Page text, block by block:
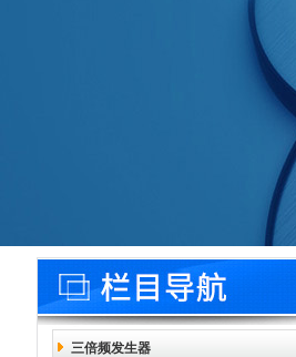
三倍频发生器